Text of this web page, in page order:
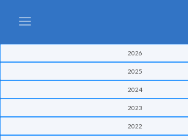
2026
2025
2024
2023
2022